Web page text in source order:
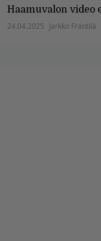
Haamuvalon video
24.04.2025 Jarkko Fräntilä